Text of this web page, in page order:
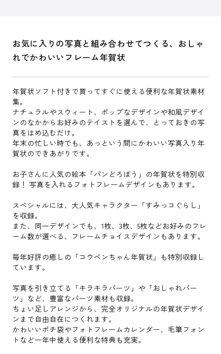
お気に入りの写真と組み合わせてつくる、おしゃ
れでかわいいフレーム年賀状
年賀状ソフト付きで買ってすぐに使える便利な年賀状素材
集。
ナチュラルやスウィート、ポップなデザインや和風デザイ
ンのなかからお好みのテイストを選んで、とっておきの写
真をはめ込むだけ。
年末の忙しい時でも、あっという間にかわいい写真入り年
賀状のできあがりです。
お子さんに人気の絵本「パンどろぼう」の年賀状を特別収
録！ 写真を入れるフォトフレームデザインもあります。
スペシャルには、大人気キャラクター「すみっコぐらし」
を収録。
また、同一デザインでも、1枚、3枚、5枚などお好みのフレ
ーム数が選べる、フレームチョイスデザインもあります。
毎年好評の癒しの「コウペンちゃん年賀状」も特別収録し
ています。
写真を引き立てる「キラキラパーツ」や「おしゃれパー
ツ」など、豊富なパーツ素材も収録。
ちょい足しアレンジから、完全オリジナルの年賀状デザイ
ンまで自由自在につくれます。
かわいいポチ袋やフォトフレームカレンダー、毛筆フォン
トなど一年中使える便利な特典も充実。